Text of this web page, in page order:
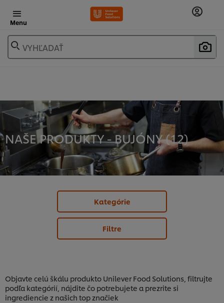
Menu
VYHĽADAŤ
NAŠE PRODUKTY - BUJÓNY (12)
Kategórie
Filtre
Objavte celú škálu produkto Unilever Food Solutions, filtrujte
podľa kategórií, nájdite čo potrebujete a prezrite si
ingrediencie z našich top značiek